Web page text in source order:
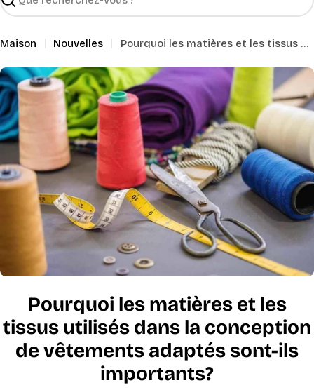
Recherche
Maison Nouvelles Pourquoi les matières et les tissus utilisés dans la conception de vêtements adaptés sont-ils importants?
Pourquoi les matières et les
tissus utilisés dans la conception
de vêtements adaptés sont-ils
importants?